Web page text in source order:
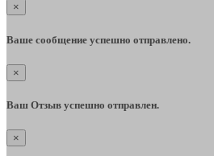
×
Ваше сообщение успешно отправлено.
×
Ваш Отзыв успешно отправлен.
×